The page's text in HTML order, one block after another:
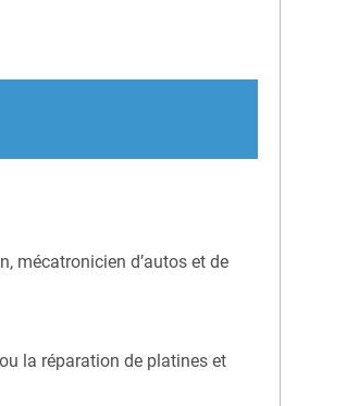
mécatronicien d’autos et de
la réparation de platines et